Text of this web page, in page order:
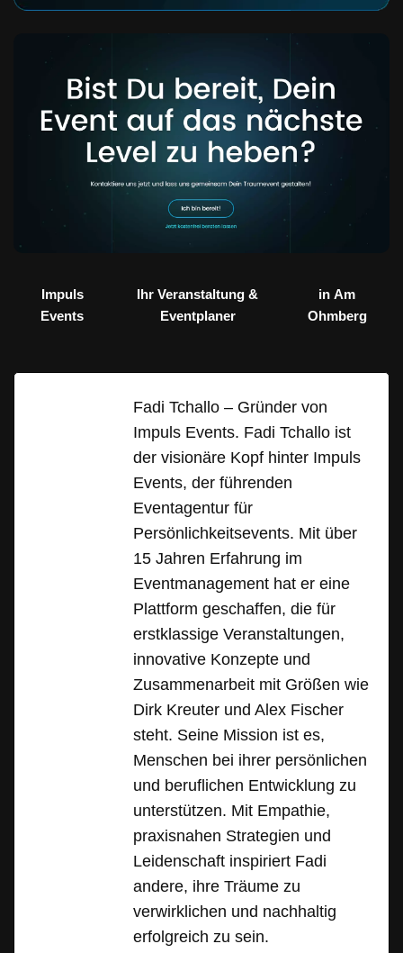
Impuls
Events
Ihr Veranstaltung &
Eventplaner
in Am
Ohmberg
Fadi Tchallo – Gründer von
Impuls Events. Fadi Tchallo ist
der visionäre Kopf hinter Impuls
Events, der führenden
Eventagentur für
Persönlichkeitsevents. Mit über
15 Jahren Erfahrung im
Eventmanagement hat er eine
Plattform geschaffen, die für
erstklassige Veranstaltungen,
innovative Konzepte und
Zusammenarbeit mit Größen wie
Dirk Kreuter und Alex Fischer
steht. Seine Mission ist es,
Menschen bei ihrer persönlichen
und beruflichen Entwicklung zu
unterstützen. Mit Empathie,
praxisnahen Strategien und
Leidenschaft inspiriert Fadi
andere, ihre Träume zu
verwirklichen und nachhaltig
erfolgreich zu sein.